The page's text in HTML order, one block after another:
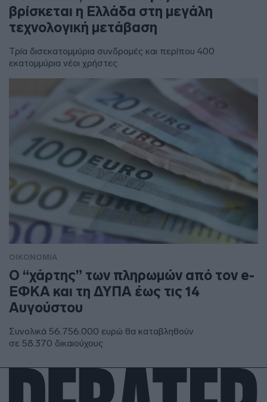
βρίσκεται η Ελλάδα στη μεγάλη
τεχνολογική μετάβαση
Τρία δισεκατομμύρια συνδρομές και περίπου 400
εκατομμύρια νέοι χρήστες
ΟΙΚΟΝΟΜΙΑ
Ο “χάρτης” των πληρωμών από τον e-
ΕΦΚΑ και τη ΔΥΠΑ έως τις 14
Αυγούστου
Συνολικά 56.756.000 ευρώ θα καταβληθούν
σε 58.370 δικαιούχους